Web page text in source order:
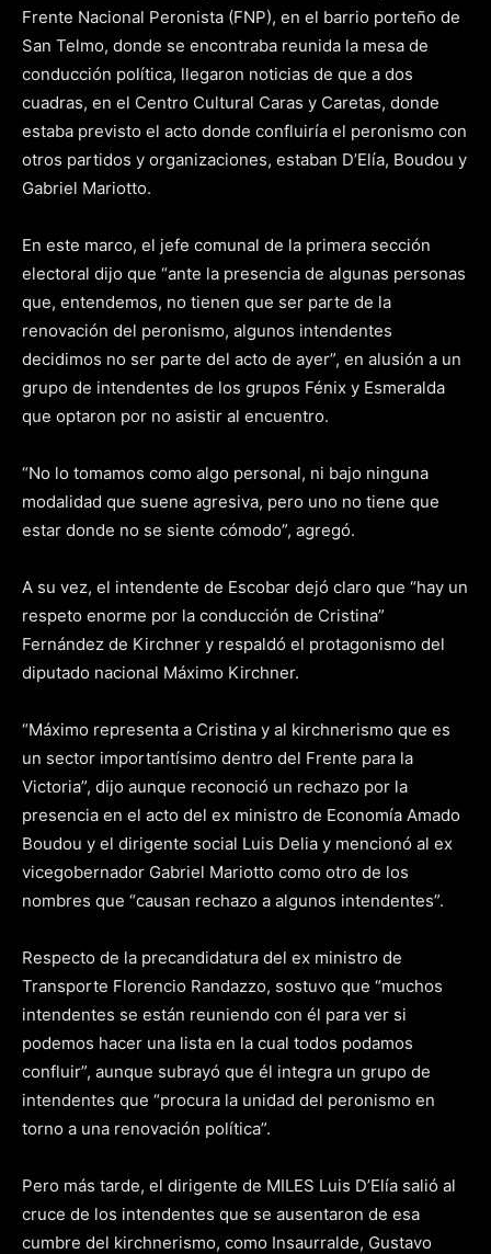
Frente Nacional Peronista (FNP), en el barrio porteño de
San Telmo, donde se encontraba reunida la mesa de
conducción política, llegaron noticias de que a dos
cuadras, en el Centro Cultural Caras y Caretas, donde
estaba previsto el acto donde confluiría el peronismo con
otros partidos y organizaciones, estaban D’Elía, Boudou y
Gabriel Mariotto.
En este marco, el jefe comunal de la primera sección
electoral dijo que “ante la presencia de algunas personas
que, entendemos, no tienen que ser parte de la
renovación del peronismo, algunos intendentes
decidimos no ser parte del acto de ayer”, en alusión a un
grupo de intendentes de los grupos Fénix y Esmeralda
que optaron por no asistir al encuentro.
“No lo tomamos como algo personal, ni bajo ninguna
modalidad que suene agresiva, pero uno no tiene que
estar donde no se siente cómodo”, agregó.
A su vez, el intendente de Escobar dejó claro que “hay un
respeto enorme por la conducción de Cristina”
Fernández de Kirchner y respaldó el protagonismo del
diputado nacional Máximo Kirchner.
“Máximo representa a Cristina y al kirchnerismo que es
un sector importantísimo dentro del Frente para la
Victoria”, dijo aunque reconoció un rechazo por la
presencia en el acto del ex ministro de Economía Amado
Boudou y el dirigente social Luis Delia y mencionó al ex
vicegobernador Gabriel Mariotto como otro de los
nombres que “causan rechazo a algunos intendentes”.
Respecto de la precandidatura del ex ministro de
Transporte Florencio Randazzo, sostuvo que “muchos
intendentes se están reuniendo con él para ver si
podemos hacer una lista en la cual todos podamos
confluir”, aunque subrayó que él integra un grupo de
intendentes que “procura la unidad del peronismo en
torno a una renovación política”.
Pero más tarde, el dirigente de MILES Luis D’Elía salió al
cruce de los intendentes que se ausentaron de esa
cumbre del kirchnerismo, como Insaurralde, Gustavo